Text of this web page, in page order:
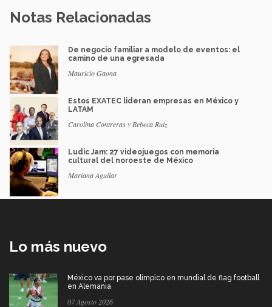
Notas Relacionadas
De negocio familiar a modelo de eventos: el
camino de una egresada
Mauricio Gaona
Estos EXATEC lideran empresas en México y
LATAM
Carolina Contreras y Rebeca Ruiz
Ludic Jam: 27 videojuegos con memoria
cultural del noroeste de México
Mariana Aguilar
Lo más nuevo
México va por pase olímpico en mundial de flag football
en Alemania
07 Agosto 2026